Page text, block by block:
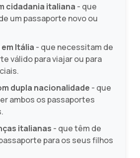
cidadania italiana - que
um passaporte novo ou
Itália - que necessitam de
válido para viajar ou para
dupla nacionalidade - que
ambos os passaportes
italianas - que têm de
para os seus filhos